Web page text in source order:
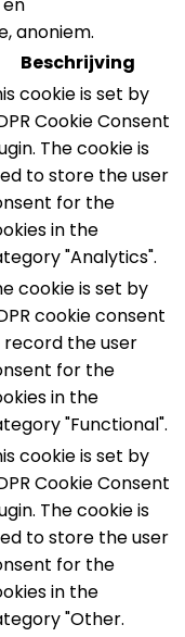
anoniem.
Beschrijving
cookie is set by
Cookie Consent
The cookie is
to store the user
for the
in the
"Analytics".
cookie is set by
cookie consent
record the user
for the
in the
"Functional".
cookie is set by
Cookie Consent
The cookie is
to store the user
for the
in the
"Other.